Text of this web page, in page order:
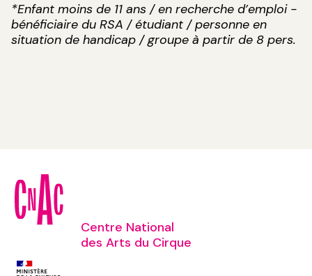
*Enfant moins de 11 ans / en recherche d’emploi -
bénéficiaire du RSA / étudiant / personne en
situation de handicap / groupe à partir de 8 pers.
Centre National
des Arts du Cirque